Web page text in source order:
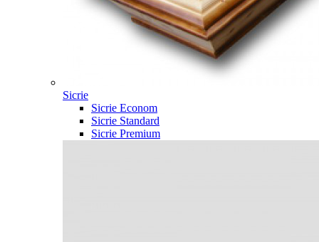
Sicrie
Sicrie Econom
Sicrie Standard
Sicrie Premium